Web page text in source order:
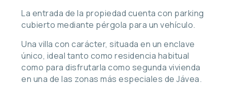
La entrada de la propiedad cuenta con parking
cubierto mediante pérgola para un vehículo.
Una villa con carácter, situada en un enclave
único, ideal tanto como residencia habitual
como para disfrutarla como segunda vivienda
en una de las zonas más especiales de Jávea.